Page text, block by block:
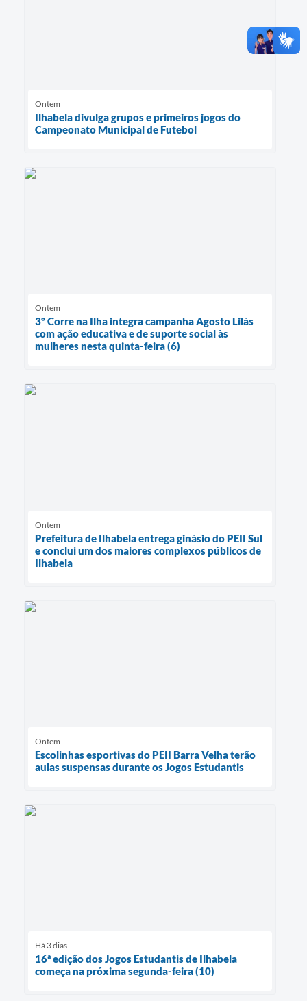
Ontem
Ilhabela divulga grupos e primeiros jogos do
Campeonato Municipal de Futebol
Ontem
3º Corre na Ilha integra campanha Agosto Lilás
com ação educativa e de suporte social às
mulheres nesta quinta-feira (6)
Ontem
Prefeitura de Ilhabela entrega ginásio do PEII Sul
e conclui um dos maiores complexos públicos de
Ilhabela
Ontem
Escolinhas esportivas do PEII Barra Velha terão
aulas suspensas durante os Jogos Estudantis
Há 3 dias
16ª edição dos Jogos Estudantis de Ilhabela
começa na próxima segunda-feira (10)